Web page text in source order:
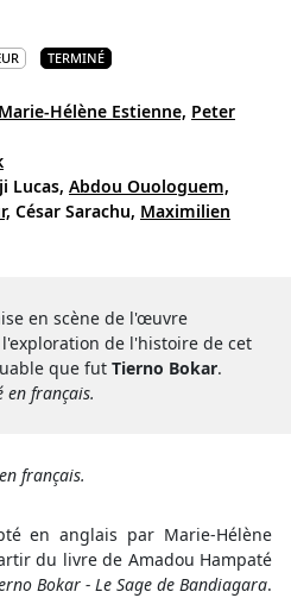
TERMINÉ
Marie-Hélène Estienne, Peter
Lucas, Abdou Ouologuem,
César Sarachu, Maximilien
en scène de l'œuvre
de l'histoire de cet
que fut Tierno Bokar.
en français.
français.
en anglais par Marie-Hélène
du livre de Amadou Hampaté
Bokar - Le Sage de Bandiagara.